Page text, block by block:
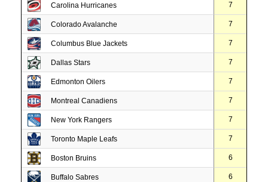
Carolina Hurricanes 7
Colorado Avalanche 7
Columbus Blue Jackets 7
Dallas Stars 7
Edmonton Oilers 7
Montreal Canadiens 7
New York Rangers 7
Toronto Maple Leafs 7
Boston Bruins 6
Buffalo Sabres 6